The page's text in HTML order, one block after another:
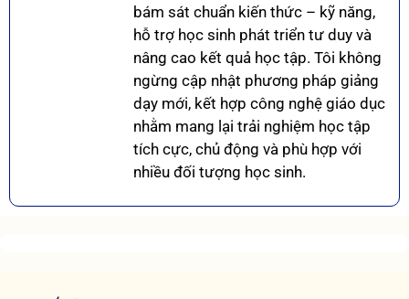
bám sát chuẩn kiến thức – kỹ năng,
hỗ trợ học sinh phát triển tư duy và
nâng cao kết quả học tập. Tôi không
ngừng cập nhật phương pháp giảng
dạy mới, kết hợp công nghệ giáo dục
nhằm mang lại trải nghiệm học tập
tích cực, chủ động và phù hợp với
nhiều đối tượng học sinh.